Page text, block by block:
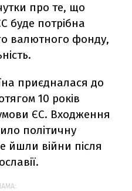
про те, що
буде потрібна
валютного фонду,
приєдналася до
10 років
ЄС. Входження
політичну
йшли війни після